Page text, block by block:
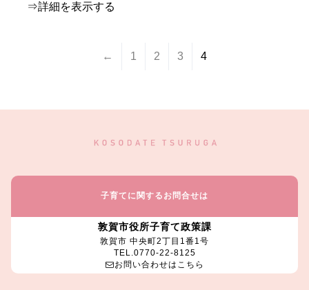
⇒詳細を表示する
← 1 2 3 4
子育てに関するお問合せは
敦賀市役所子育て政策課
敦賀市 中央町2丁目1番1号
TEL.0770-22-8125
お問い合わせはこちら